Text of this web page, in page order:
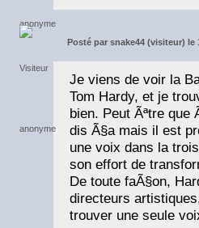
Posté par snake44 (visiteur) le
Je viens de voir la
Tom Hardy, et je
bien. Peut Ãªtre que
dis Ã§a mais il est
une voix dans la
son effort de
De toute faÃ§on,
directeurs
trouver une seule